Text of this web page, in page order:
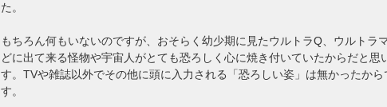
た。
もちろん何もいないのですが、おそらく幼少期に見たウルトラQ、ウルトラ
どに出て来る怪物や宇宙人がとても恐ろしく心に焼き付いていたからだと思
す。TVや雑誌以外でその他に頭に入力される「恐ろしい姿」は無かったから
す。